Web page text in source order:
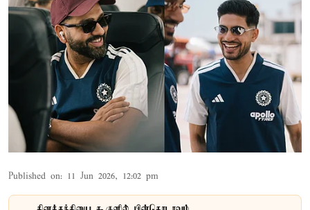
Published on: 11 Jun 2026, 12:02 pm